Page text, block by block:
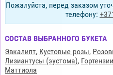
Пожалуйста, перед заказом
телефону:
СОСТАВ ВЫБРАННОГО БУКЕТА
Эвкалипт, Кустовые розы,
Лизиантусы (эустома), Гортензии
Маттиола